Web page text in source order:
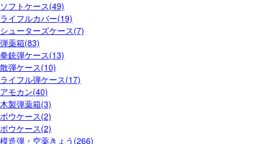
ソフトケース(49)
ライフルカバー(19)
シューターズケース(7)
弾薬箱(83)
拳銃弾ケース(13)
散弾ケース(10)
ライフル弾ケース(17)
アモカン(40)
木製弾薬箱(3)
ボウケース(2)
ボウケース(2)
模造弾・空薬きょう(266)